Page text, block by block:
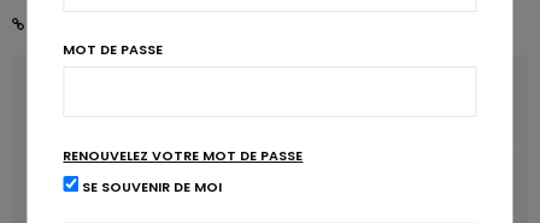
Les 3 tendances 2019: durabilité, longévité et facilité
MOT DE PASSE
RENOUVELEZ VOTRE MOT DE PASSE
SE SOUVENIR DE MOI